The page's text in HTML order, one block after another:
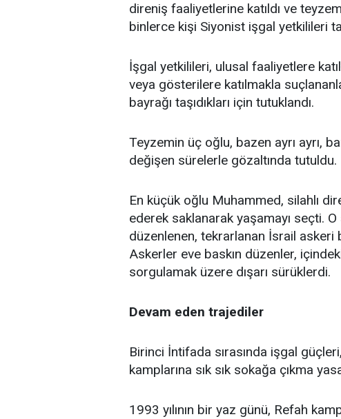
direniş faaliyetlerine katıldı ve
binlerce kişi Siyonist işgal yetkilileri
İşgal yetkilileri, ulusal faaliyetlere
veya gösterilere katılmakla
bayrağı taşıdıkları için tutuklandı.
Teyzemin üç oğlu, bazen ayrı ayrı,
değişen sürelerle gözaltında tutuldu.
En küçük oğlu Muhammed, silahlı
ederek saklanarak yaşamayı seçti.
düzenlenen, tekrarlanan İsrail askeri
Askerler eve baskın düzenler,
sorgulamak üzere dışarı sürüklerdi.
Devam eden trajediler
Birinci İntifada sırasında işgal
kamplarına sık sık sokağa çıkma
1993 yılının bir yaz günü, Refah